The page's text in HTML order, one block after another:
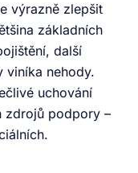
výrazně zlepšit
základních
další
viníka nehody.
uchování
zdrojů podpory –